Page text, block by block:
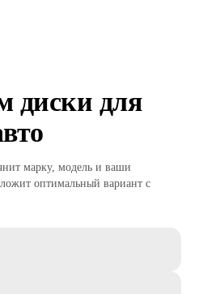
диски для
марку, модель и ваши
оптимальный вариант с